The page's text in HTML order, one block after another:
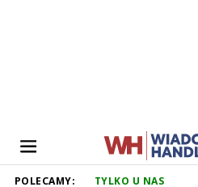
POLECAMY: TYLKO U NAS